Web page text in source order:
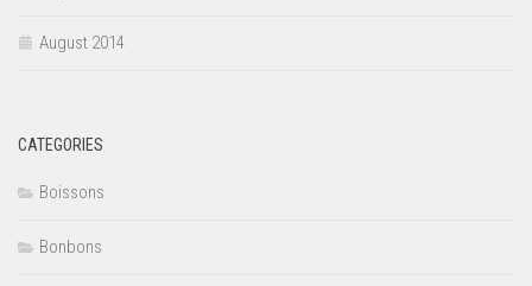
August 2014
CATEGORIES
Boissons
Bonbons